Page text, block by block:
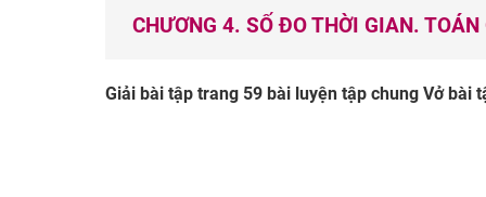
CHƯƠNG 4. SỐ ĐO THỜI GIAN.
Giải bài tập trang 59 bài luyện tập chung Vở bài